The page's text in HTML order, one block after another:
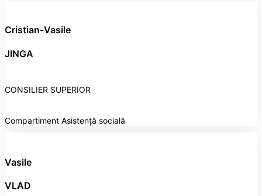
Cristian-Vasile
JINGA
CONSILIER SUPERIOR
Compartiment Asistență socială
Vasile
VLAD